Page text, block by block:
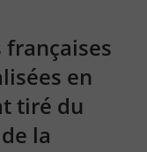
françaises
en
tiré du
la